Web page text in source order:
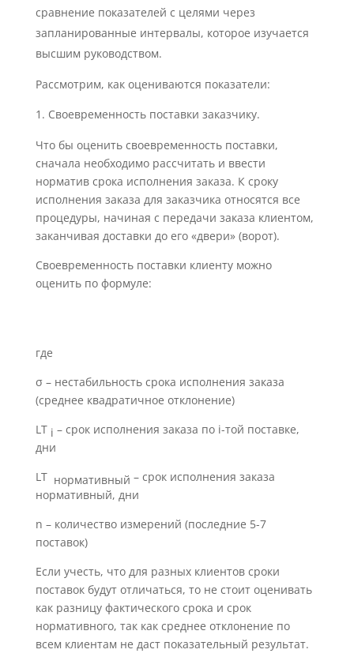
сравнение показателей с целями через
запланированные интервалы, которое изучается
высшим руководством.
Рассмотрим, как оцениваются показатели:
Своевременность поставки заказчику.
Что бы оценить своевременность поставки,
сначала необходимо рассчитать и ввести
норматив срока исполнения заказа. К сроку
исполнения заказа для заказчика относятся все
процедуры, начиная с передачи заказа клиентом,
заканчивая доставки до его «двери» (ворот).
Своевременность поставки клиенту можно
оценить по формуле:
где
σ – нестабильность срока исполнения заказа
(среднее квадратичное отклонение)
LT i – срок исполнения заказа по i-той поставке,
дни
LT нормативный – срок исполнения заказа
нормативный, дни
n – количество измерений (последние 5-7
поставок)
Если учесть, что для разных клиентов сроки
поставок будут отличаться, то не стоит оценивать
как разницу фактического срока и срок
нормативного, так как среднее отклонение по
всем клиентам не даст показательный результат.